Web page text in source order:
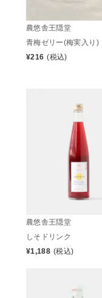
農悠舎王隠堂
青梅ゼリー(梅実入り)
¥216 (税込)
農悠舎王隠堂
しそドリンク
¥1,188 (税込)